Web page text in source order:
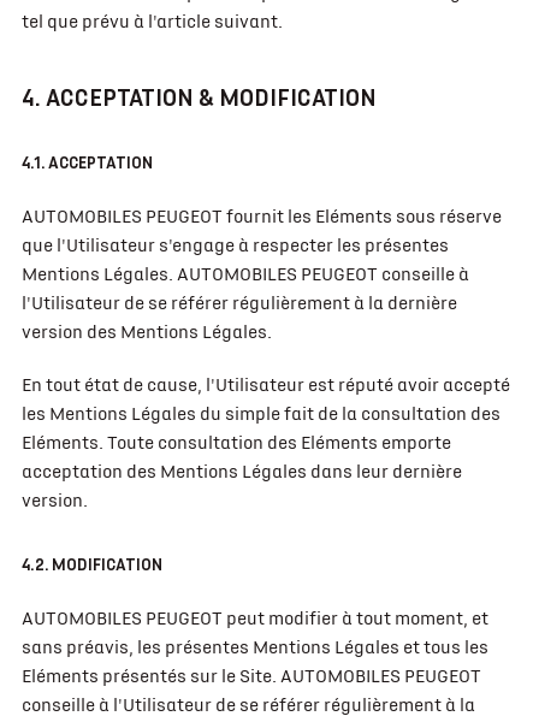
tel que prévu à l'article suivant.
4. ACCEPTATION & MODIFICATION
4.1. ACCEPTATION
AUTOMOBILES PEUGEOT fournit les Eléments sous réserve
que l'Utilisateur s'engage à respecter les présentes
Mentions Légales. AUTOMOBILES PEUGEOT conseille à
l'Utilisateur de se référer régulièrement à la dernière
version des Mentions Légales.
En tout état de cause, l'Utilisateur est réputé avoir accepté
les Mentions Légales du simple fait de la consultation des
Eléments. Toute consultation des Eléments emporte
acceptation des Mentions Légales dans leur dernière
version.
4.2. MODIFICATION
AUTOMOBILES PEUGEOT peut modifier à tout moment, et
sans préavis, les présentes Mentions Légales et tous les
Eléments présentés sur le Site. AUTOMOBILES PEUGEOT
conseille à l'Utilisateur de se référer régulièrement à la